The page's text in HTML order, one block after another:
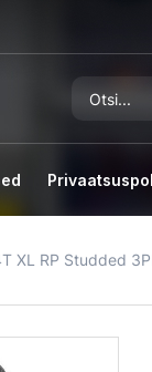
XL RP Studded